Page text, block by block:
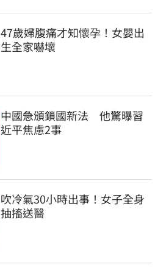
47歲婦腹痛才知懷孕！女嬰出
生全家嚇壞
中國急頒鎖國新法　他驚曝習
近平焦慮2事
吹冷氣30小時出事！女子全身
抽搐送醫